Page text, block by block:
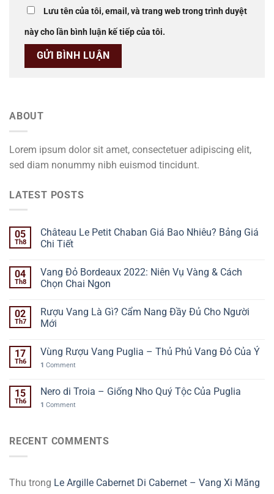
Lưu tên của tôi, email, và trang web trong trình duyệt
này cho lần bình luận kế tiếp của tôi.
ABOUT
Lorem ipsum dolor sit amet, consectetuer adipiscing elit,
sed diam nonummy nibh euismod tincidunt.
LATEST POSTS
05
Th8
Château Le Petit Chaban Giá Bao Nhiêu? Bảng Giá
Chi Tiết
04
Th8
Vang Đỏ Bordeaux 2022: Niên Vụ Vàng & Cách
Chọn Chai Ngon
02
Th7
Rượu Vang Là Gì? Cẩm Nang Đầy Đủ Cho Người
Mới
17
Th6
Vùng Rượu Vang Puglia – Thủ Phủ Vang Đỏ Của Ý
1 Comment
15
Th6
Nero di Troia – Giống Nho Quý Tộc Của Puglia
1 Comment
RECENT COMMENTS
Thu trong Le Argille Cabernet Di Cabernet – Vang Xi Măng